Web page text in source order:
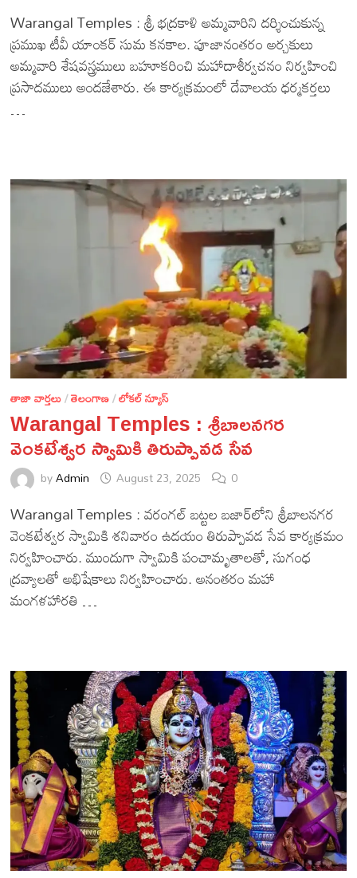
Warangal Temples : శ్రీ భద్రకాళి అమ్మవారిని దర్శించుకున్న
ప్రముఖ టీవీ యాంకర్ సుమ కనకాల. పూజానంతరం అర్చకులు
అమ్మవారి శేషవస్త్రములు బహూకరించి మహాదాశీర్వచనం నిర్వహించి
ప్రసాదములు అందజేశారు. ఈ కార్యక్రమంలో దేవాలయ ధర్మకర్తలు
…
తాజా వార్తలు/తెలంగాణ/లోకల్ న్యూస్
Warangal Temples : శ్రీబాలనగర
వెంకటేశ్వర స్వామికి తిరుప్పావడ సేవ
byAdmin August 23, 2025 0
Warangal Temples : వరంగల్ బట్టల బజార్‌లోని శ్రీబాలనగర
వెంకటేశ్వర స్వామికి శనివారం ఉదయం తిరుప్పావడ సేవ కార్యక్రమం
నిర్వహించారు. ముందుగా స్వామికి పంచామృతాలతో, సుగంధ
ద్రవ్యాలతో అభిషేకాలు నిర్వహించారు. అనంతరం మహా
మంగళహారతి …